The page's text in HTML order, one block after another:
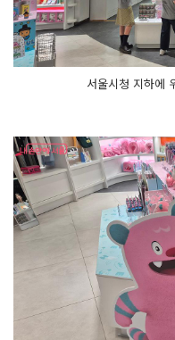
서울시청 지하에